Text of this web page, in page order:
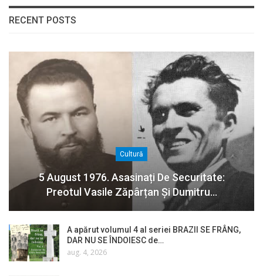
RECENT POSTS
Cultură
5 August 1976. Asasinați De Securitate:
Preotul Vasile Zăpârțan Și Dumitru…
A apărut volumul 4 al seriei BRAZII SE FRÂNG,
DAR NU SE ÎNDOIESC de…
aug. 4, 2026